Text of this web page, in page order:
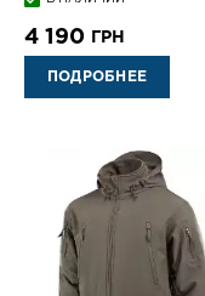
4 190 ГРН
ПОДРОБНЕЕ